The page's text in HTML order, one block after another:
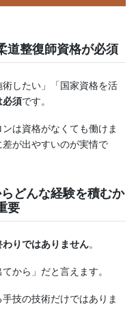
道整復師資格が必須
したい」「国家資格を活
必須です。
は資格がなくても働けま
が出やすいのが実情で
どんな経験を積むか
要
りではありません。
から」だと言えます。
技の技術だけではありま